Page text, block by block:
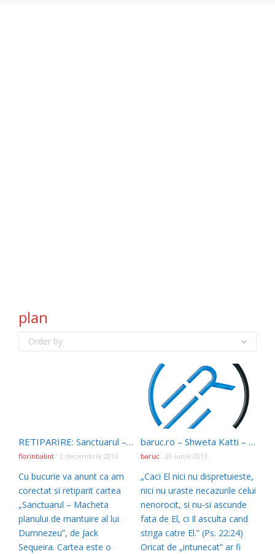
plan
Order by
RETIPARIRE: Sanctuarul – Macheta planului de mantuire al lui Dumnezeu
florinbalint 2 decembrie 2013
Cu bucurie va anunt ca am
corectat si retiparit cartea
„Sanctuarul – Macheta
planului de mantuire al lui
Dumnezeu”, de Jack
Sequeira. Cartea este o
baruc.ro – Shweta Katti – un diamant intr-un loc intunecat
baruc 20 iunie 2013
„Caci El nici nu dispretuieste,
nici nu uraste necazurile celui
nenorocit, si nu-si ascunde
fata de El, ci Il asculta cand
striga catre El.” (Ps. 22:24)
Oricat de „intunecat” ar fi